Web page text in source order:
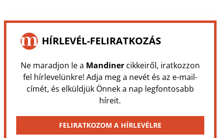
HÍRLEVÉL-FELIRATKOZÁS
Ne maradjon le a Mandinercikkeiről, iratkozzon
fel hírlevelünkre! Adja meg a nevét és az e-mail-
címét, és elküldjük Önnek a nap legfontosabb
híreit.
FELIRATKOZOM A HÍRLEVÉLRE